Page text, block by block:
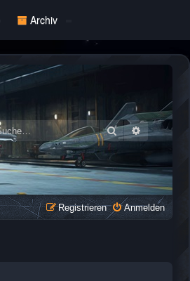
Archiv
Suche Erweiterte
Anmelden
Registrieren